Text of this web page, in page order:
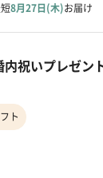
8月27日(木)お届け
祝いプレゼン
ト